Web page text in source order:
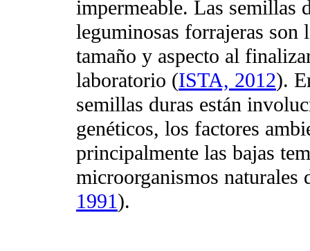
impermeable. Las semillas
leguminosas forrajeras son
tamaño y aspecto al
laboratorio (ISTA, 2012).
semillas duras están
genéticos, los factores
principalmente las bajas
microorganismos naturales
1991).